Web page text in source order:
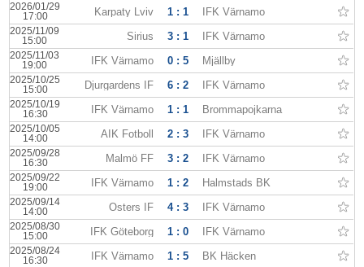
2026/01/29
17:00
Karpaty Lviv 1 : 1 IFK Värnamo
2025/11/09
15:00
Sirius 3 : 1 IFK Värnamo
2025/11/03
19:00
IFK Värnamo 0 : 5 Mjällby
2025/10/25
15:00
Djurgardens IF 6 : 2 IFK Värnamo
2025/10/19
16:30
IFK Värnamo 1 : 1 Brommapojkarna
2025/10/05
14:00
AIK Fotboll 2 : 3 IFK Värnamo
2025/09/28
16:30
Malmö FF 3 : 2 IFK Värnamo
2025/09/22
19:00
IFK Värnamo 1 : 2 Halmstads BK
2025/09/14
14:00
Östers IF 4 : 3 IFK Värnamo
2025/08/30
15:00
IFK Göteborg 1 : 0 IFK Värnamo
2025/08/24
16:30
IFK Värnamo 1 : 5 BK Häcken